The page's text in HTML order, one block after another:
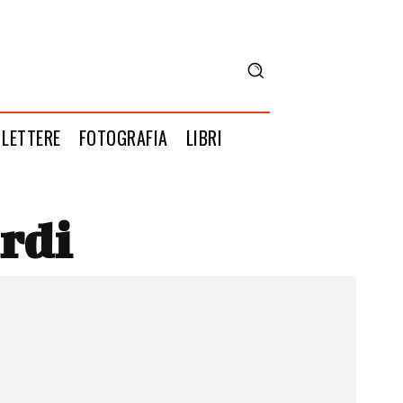
LETTERE FOTOGRAFIA LIBRI